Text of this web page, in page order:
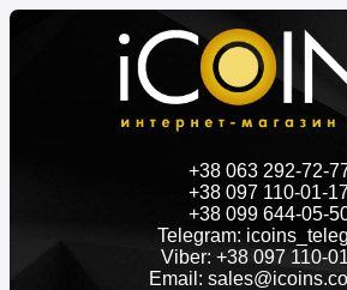
+38 063 292-72-
+38 097 110-01-
+38 099 644-05-
Telegram:
Viber: +38 097 110-
Email: